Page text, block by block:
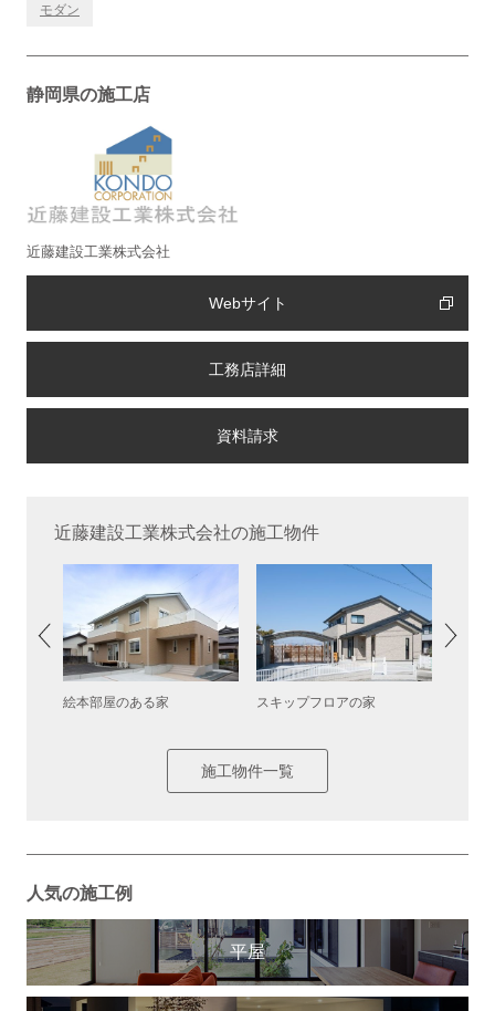
モダン
静岡県の施工店
近藤建設工業株式会社
Webサイト
工務店詳細
近藤建設工業株式会社の施工物件
絵本部屋のある家 スキップフロアの家
施工物件一覧
人気の施工例
平屋